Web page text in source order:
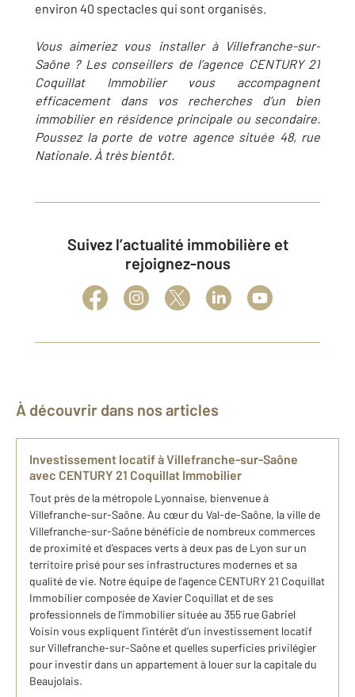
environ 40 spectacles qui sont organisés.
Vous aimeriez vous installer à Villefranche-sur-
Saône ? Les conseillers de l’agence CENTURY 21
Coquillat Immobilier vous accompagnent
efficacement dans vos recherches d’un bien
immobilier en résidence principale ou secondaire.
Poussez la porte de votre agence située 48, rue
Nationale. À très bientôt.
Suivez l’actualité immobilière et
rejoignez-nous
À découvrir dans nos articles
Investissement locatif à Villefranche-sur-Saône
avec CENTURY 21 Coquillat Immobilier
Tout près de la métropole Lyonnaise, bienvenue à
Villefranche-sur-Saône. Au cœur du Val-de-Saône, la ville de
Villefranche-sur-Saône bénéficie de nombreux commerces
de proximité et d’espaces verts à deux pas de Lyon sur un
territoire prisé pour ses infrastructures modernes et sa
qualité de vie. Notre équipe de l’agence CENTURY 21 Coquillat
Immobilier composée de Xavier Coquillat et de ​s​es
professionnels de l'immobilier située au 355 rue Gabriel
Voisin vous expliquent l’intérêt d’un investissement locatif
sur Villefranche-sur-Saône et quelles superficies privilégier
pour investir dans un appartement à louer sur la capitale du
Beaujolais.